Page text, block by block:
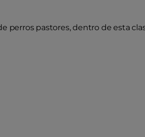
perros pastores, dentro de esta